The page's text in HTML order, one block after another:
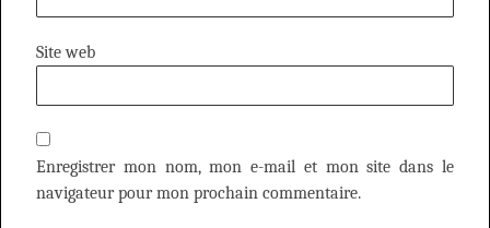
Site web
Enregistrer mon nom, mon e-mail et mon site dans le
navigateur pour mon prochain commentaire.